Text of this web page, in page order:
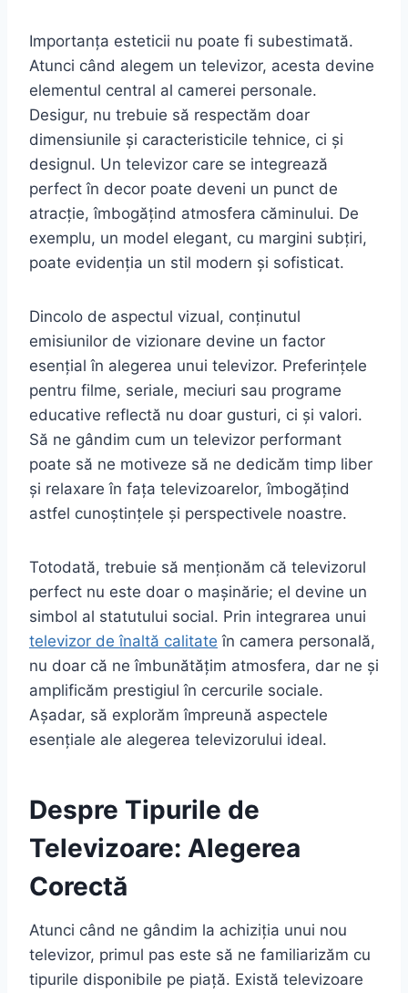
Importanța esteticii nu poate fi subestimată.
Atunci când alegem un televizor, acesta devine
elementul central al camerei personale.
Desigur, nu trebuie să respectăm doar
dimensiunile și caracteristicile tehnice, ci și
designul. Un televizor care se integrează
perfect în decor poate deveni un punct de
atracție, îmbogățind atmosfera căminului. De
exemplu, un model elegant, cu margini subțiri,
poate evidenția un stil modern și sofisticat.
Dincolo de aspectul vizual, conținutul
emisiunilor de vizionare devine un factor
esențial în alegerea unui televizor. Preferințele
pentru filme, seriale, meciuri sau programe
educative reflectă nu doar gusturi, ci și valori.
Să ne gândim cum un televizor performant
poate să ne motiveze să ne dedicăm timp liber
și relaxare în fața televizoarelor, îmbogățind
astfel cunoștințele și perspectivele noastre.
Totodată, trebuie să menționăm că televizorul
perfect nu este doar o mașinărie; el devine un
simbol al statutului social. Prin integrarea unui
televizor de înaltă calitate în camera personală,
nu doar că ne îmbunătățim atmosfera, dar ne și
amplificăm prestigiul în cercurile sociale.
Așadar, să explorăm împreună aspectele
esențiale ale alegerea televizorului ideal.
Despre Tipurile de
Televizoare: Alegerea
Corectă
Atunci când ne gândim la achiziția unui nou
televizor, primul pas este să ne familiarizăm cu
tipurile disponibile pe piață. Există televizoare